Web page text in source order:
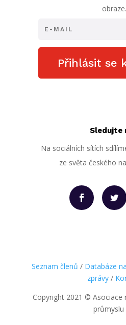
obraze.
Přihlásit se
Sledujte
Na sociálních sítích
ze světa českého
Seznam členů / Databáze
zprávy/
Copyright 2021 © Asociace
průmyslu